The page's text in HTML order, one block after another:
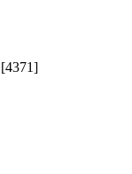
[4371]